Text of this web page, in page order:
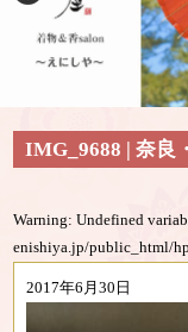
IMG_9688 | 奈良
Warning: Undefined
enishiya.jp/public_html/
2017年6月30日